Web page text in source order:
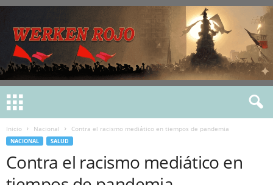
Inicio Nacional Contra el racismo mediático en tiempos de pandemia
NACIONAL SALUD
Contra el racismo mediático en